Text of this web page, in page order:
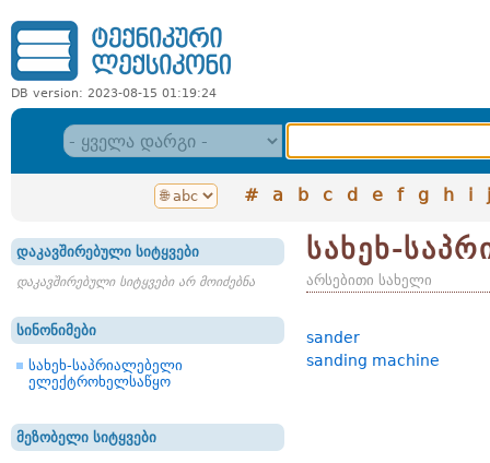
DB version: 2023-08-15 01:19:24
# a b c d e f g h i j
დაკავშირებული სიტყვები
დაკავშირებული სიტყვები არ მოიძებნა
სინონიმები
სახეხ-საპრიალებელი
ელექტროხელსაწყო
მეზობელი სიტყვები
სახეხ-
არსებითი სახელი
sander
sanding machine